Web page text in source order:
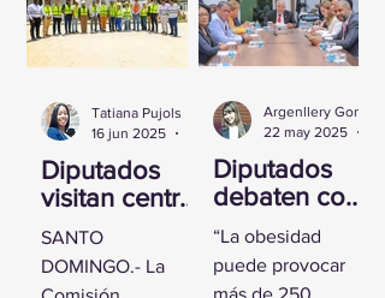
Diputados
visitan centro
UASD La
Romana para
conocer
SANTO
DOMINGO.- La
Tatiana Pujols
16 jun 2025
Diputados
debaten con
experta
sobre la
obesidad
“La obesidad
puede provocar
más de 250
22 may 2025